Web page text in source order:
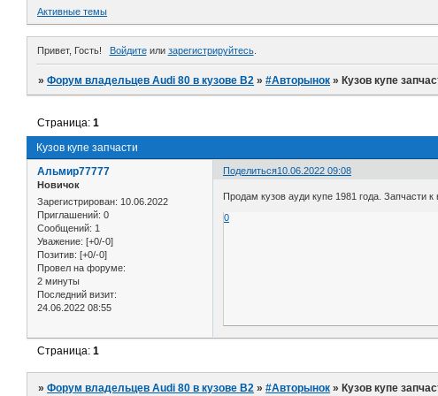
Активные темы
Привет, Гость! Войдитеили зарегистрируйтесь.
»Форум владельцев Audi 80 в кузове В2 »#Авторынок »Кузов купе
Кузов купе запчасти
Страница:1
Поделиться10.06.2022 09:08
Альмир77777
Новичок
Зарегистрирован: 10.06.2022
Приглашений: 0
Сообщений: 1
Уважение: [+0/-0]
Позитив: [+0/-0]
Провел на форуме:
2 минуты
Последний визит:
24.06.2022 08:55
Продам кузов ауди купе 1981 года. Запчасти
0
Страница:1
»Форум владельцев Audi 80 в кузове В2 »#Авторынок »Кузов купе